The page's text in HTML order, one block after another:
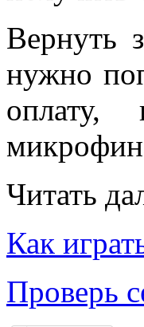
Вернуть
нужно
оплату,
Читать
Как
Проверь